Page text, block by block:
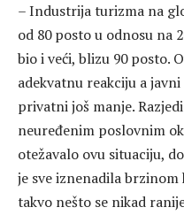
– Industrija turizma na
od 80 posto u odnosu na
bio i veći, blizu 90 posto.
adekvatnu reakciju a
privatni još manje.
neuređenim poslovnim
otežavalo ovu situaciju,
je sve iznenadila
takvo nešto se nikad